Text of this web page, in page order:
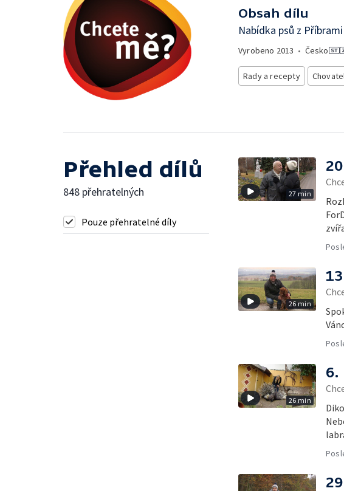
Obsah dílu
Nabídka psů z Příbrami
Vyrobeno 2013 • Česko
Rady a recepty
Přehled dílů
848 přehratelných
Pouze přehratelné díly
27 min
26 min
26 min
6.